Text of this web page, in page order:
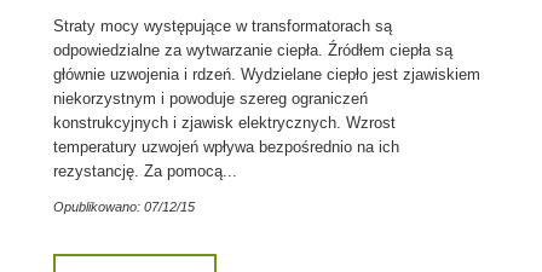
Straty mocy występujące w transformatorach są
odpowiedzialne za wytwarzanie ciepła. Źródłem ciepła są
głównie uzwojenia i rdzeń. Wydzielane ciepło jest zjawiskiem
niekorzystnym i powoduje szereg ograniczeń
konstrukcyjnych i zjawisk elektrycznych. Wzrost
temperatury uzwojeń wpływa bezpośrednio na ich
rezystancję. Za pomocą...
Opublikowano: 07/12/15